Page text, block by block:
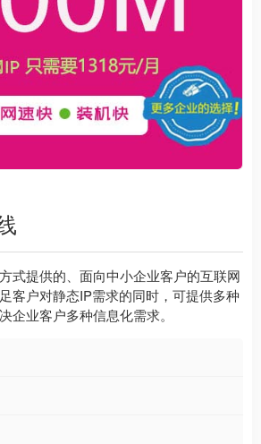
式提供的、面向中小企业客户的互联网
客户对静态IP需求的同时，可提供多种
企业客户多种信息化需求。